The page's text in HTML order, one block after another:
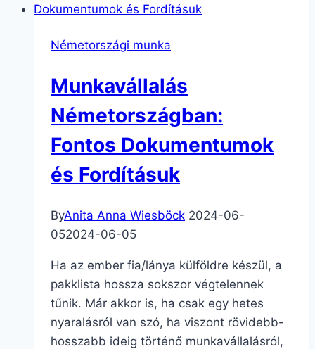
Németországi munka
Munkavállalás
Németországban:
Fontos Dokumentumok
és Fordításuk
ByAnita Anna Wiesböck 2024-06-
052024-06-05
Ha az ember fia/lánya külföldre készül, a
pakklista hossza sokszor végtelennek
tűnik. Már akkor is, ha csak egy hetes
nyaralásról van szó, ha viszont rövidebb-
hosszabb ideig történő munkavállalásról,